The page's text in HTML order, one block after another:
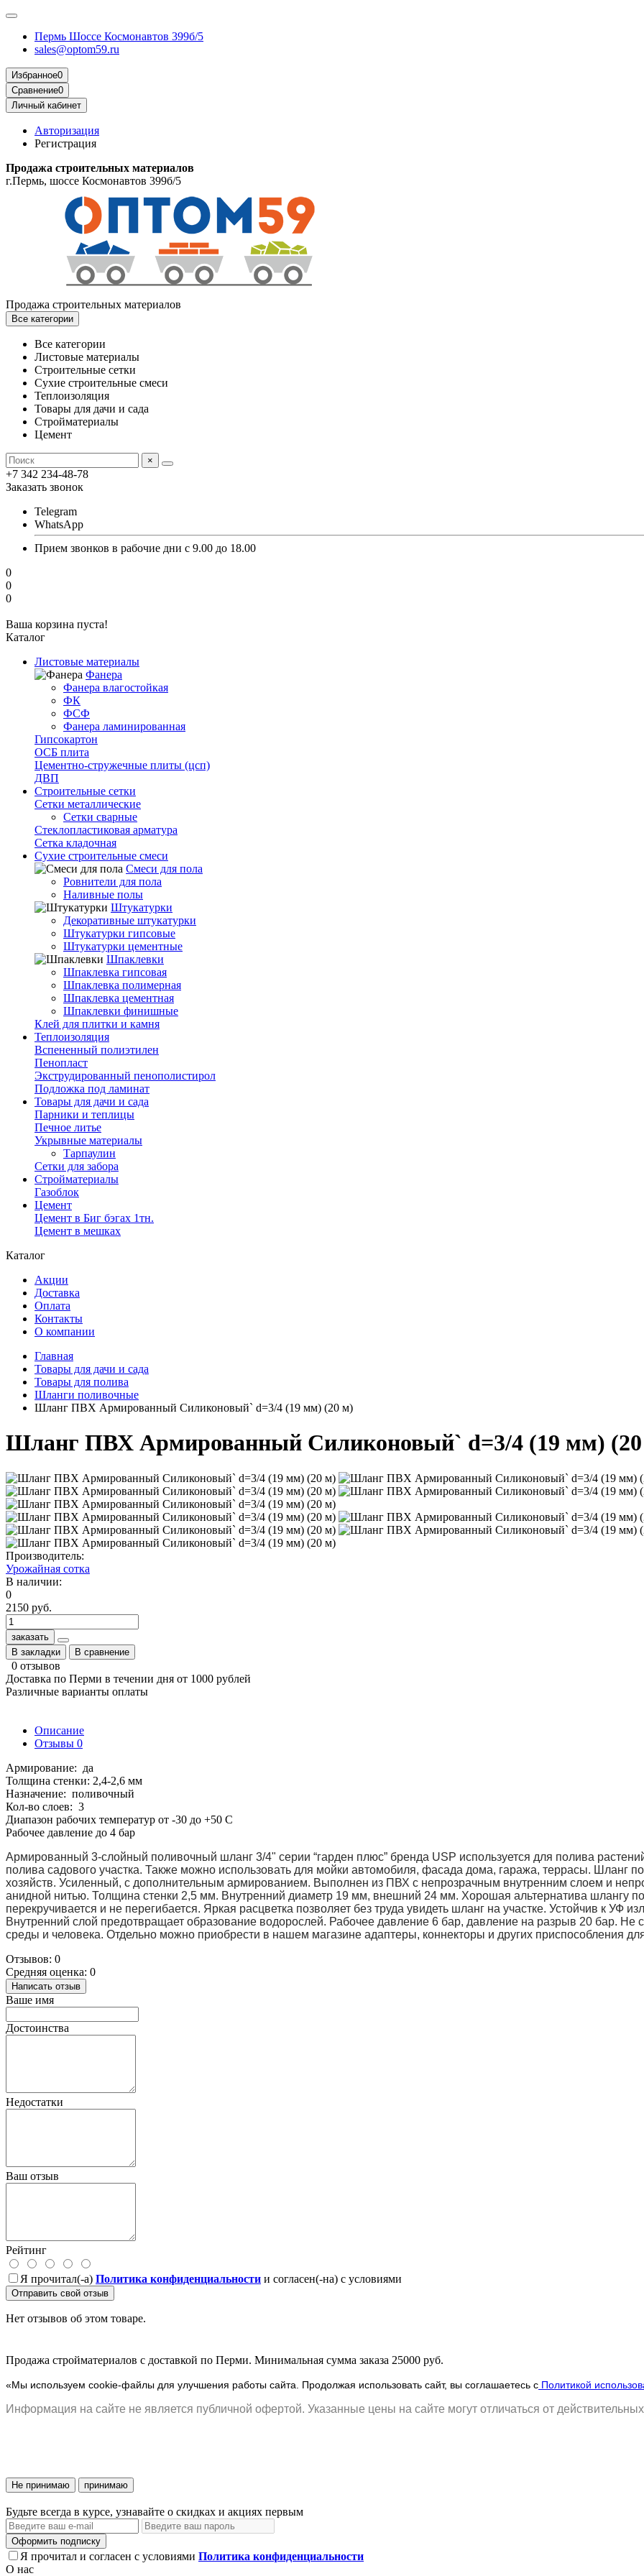
Пермь Шоссе Космонавтов 399б/5
sales@optom59.ru
Избранное0
Сравнение0
Личный кабинет
Авторизация
Регистрация
Продажа строительных материалов
г.Пермь, шоссе Космонавтов 399б/5
Продажа строительных материалов
Все категории
Все категории
Листовые материалы
Строительные сетки
Сухие строительные смеси
Теплоизоляция
Товары для дачи и сада
Стройматериалы
Цемент
×
+7 342 234-48-78
Заказать звонок
Telegram
WhatsApp
Прием звонков в рабочие дни с 9.00 до 18.00
0
0
0
Ваша корзина пуста!
Каталог
Листовые материалы
Фанера
Фанера влагостойкая
ФК
ФСФ
Фанера ламинированная
Гипсокартон
ОСБ плита
Цементно-стружечные плиты (цсп)
ДВП
Строительные сетки
Сетки металлические
Сетки сварные
Стеклопластиковая арматура
Сетка кладочная
Сухие строительные смеси
Смеси для пола
Ровнители для пола
Наливные полы
Штукатурки
Декоративные штукатурки
Штукатурки гипсовые
Штукатурки цементные
Шпаклевки
Шпаклевка гипсовая
Шпаклевка полимерная
Шпаклевка цементная
Шпаклевки финишные
Клей для плитки и камня
Теплоизоляция
Вспененный полиэтилен
Пенопласт
Экструдированный пенополистирол
Подложка под ламинат
Товары для дачи и сада
Парники и теплицы
Печное литье
Укрывные материалы
Тарпаулин
Сетки для забора
Стройматериалы
Газоблок
Цемент
Цемент в Биг бэгах 1тн.
Цемент в мешках
Каталог
Акции
Доставка
Оплата
Контакты
О компании
Главная
Товары для дачи и сада
Товары для полива
Шланги поливочные
Шланг ПВХ Армированный Силиконовый` d=3/4 (19 мм) (20 м)
Шланг ПВХ Армированный Силиконовый` d=3/4 (19 мм)
Производитель:
Урожайная сотка
В наличии:
0
2150 руб.
заказать
В закладки
В сравнение
0 отзывов
Доставка по Перми в течении дня от 1000 рублей
Различные варианты оплаты
Описание
Отзывы 0
Армирование: да
Толщина стенки: 2,4-2,6 мм
Назначение: поливочный
Кол-во слоев: 3
Диапазон рабочих температур от -30 до +50 С
Рабочее давление до 4 бар
Армированный 3-слойный поливочный шланг 3/4" серии “гарден плюс” бренда USP используется для полива
полива садового участка. Также можно использовать для мойки автомобиля, фасада дома, гаража, террасы. Шланг
хозяйств. Усиленный, с дополнительным армированием. Выполнен из ПВХ с непрозрачным внутренним слоем и
анидной нитью. Толщина стенки 2,5 мм. Внутренний диаметр 19 мм, внешний 24 мм. Хорошая альтернатива шлангу
перекручивается и не перегибается. Яркая расцветка позволяет без труда увидеть шланг на участке. Устойчив к УФ
Внутренний слой предотвращает образование водорослей. Рабочее давление 6 бар, давление на разрыв 20 бар.
среды и человека. Отдельно можно приобрести в нашем магазине адаптеры, коннекторы и других приспособления
Отзывов: 0
Средняя оценка: 0
Написать отзыв
Ваше имя
Достоинства
Недостатки
Ваш отзыв
Рейтинг
Я прочитал(-а) Политика конфиденциальности и согласен(-на) с условиями
Отправить свой отзыв
Нет отзывов об этом товаре.
Продажа стройматериалов с доставкой по Перми. Минимальная сумма заказа 25000 руб.
«Мы используем cookie-файлы для улучшения работы сайта. Продолжая использовать сайт, вы соглашаетесь с Политикой
Информация на сайте не является публичной офертой. Указанные цены на сайте могут отличаться от
Не принимаю принимаю
Будьте всегда в курсе, узнавайте о скидках и акциях первым
Оформить подписку
Я прочитал и согласен с условиями Политика конфиденциальности
О нас